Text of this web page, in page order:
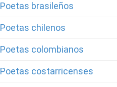
Poetas brasileños
Poetas chilenos
Poetas colombianos
Poetas costarricenses